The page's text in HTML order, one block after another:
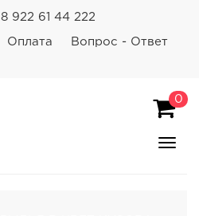
8 922 61 44 222
Оплата
Вопрос - Ответ
0